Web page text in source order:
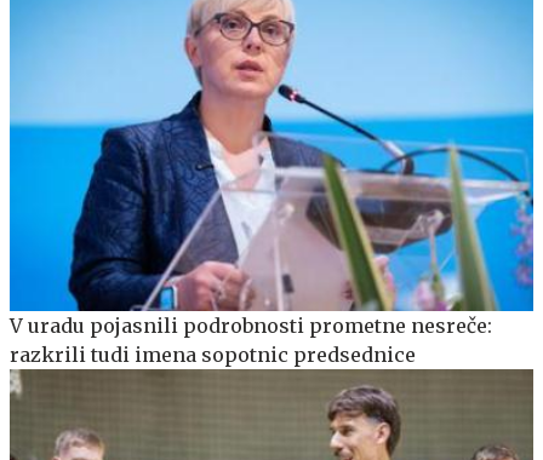
V uradu pojasnili podrobnosti prometne nesreče:
razkrili tudi imena sopotnic predsednice